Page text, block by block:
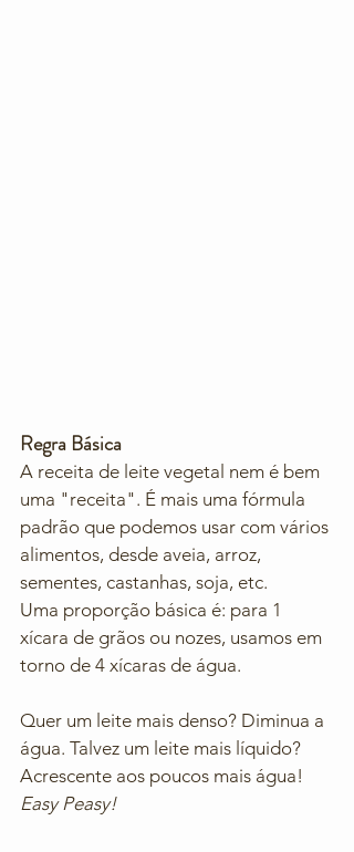
Regra Básica
A receita de leite vegetal nem é bem
uma "receita". É mais uma fórmula
padrão que podemos usar com vários
alimentos, desde aveia, arroz,
sementes, castanhas, soja, etc.
Uma proporção básica é: para 1
xícara de grãos ou nozes, usamos em
torno de 4 xícaras de água.
Quer um leite mais denso? Diminua a
água. Talvez um leite mais líquido?
Acrescente aos poucos mais água!
Easy Peasy!